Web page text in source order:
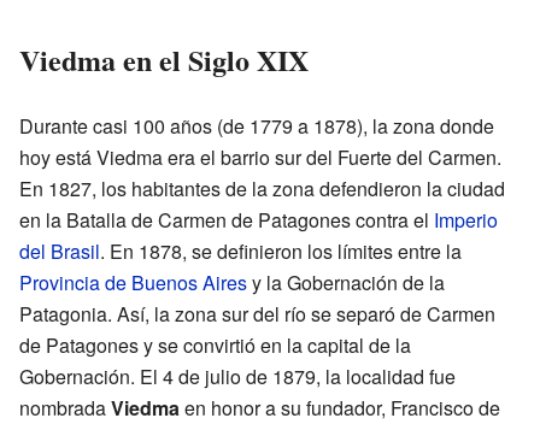
Viedma en el Siglo XIX
Durante casi 100 años (de 1779 a 1878), la zona donde
hoy está Viedma era el barrio sur del Fuerte del Carmen.
En 1827, los habitantes de la zona defendieron la ciudad
en la Batalla de Carmen de Patagones contra el Imperio
del Brasil. En 1878, se definieron los límites entre la
Provincia de Buenos Airesy la Gobernación de la
Patagonia. Así, la zona sur del río se separó de Carmen
de Patagones y se convirtió en la capital de la
Gobernación. El 4 de julio de 1879, la localidad fue
nombradaViedmaen honor a su fundador, Francisco de